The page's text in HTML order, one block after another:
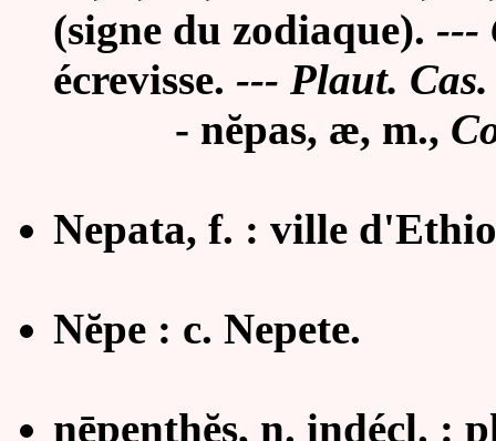
(signe du zodiaque). ---
écrevisse. --- Plaut.
- nĕpas, æ, m.,
Nepata, f. : ville
Nĕpe : c. Nepete.
nēpenthĕs, n. indécl. :